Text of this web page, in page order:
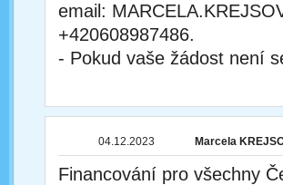
email:
+420608987486.
- Pokud vaše žádost není
04.12.2023 Marcela
Financování pro všechny